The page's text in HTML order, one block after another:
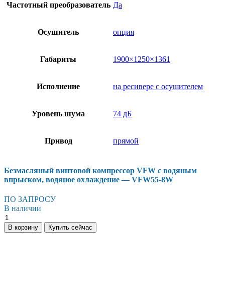
Частотный преобразователь Да
Осушитель опция
Габариты 1900×1250×1361
Исполнение на ресивере с осушителем
Уровень шума 74 дБ
Привод прямой
Безмасляный винтовой компрессор VFW с водяным
впрыском, водяное охлаждение — VFW55-8W
ПО ЗАПРОСУ
В наличии
Безмасляный
винтовой
компрессор
В корзину Купить сейчас